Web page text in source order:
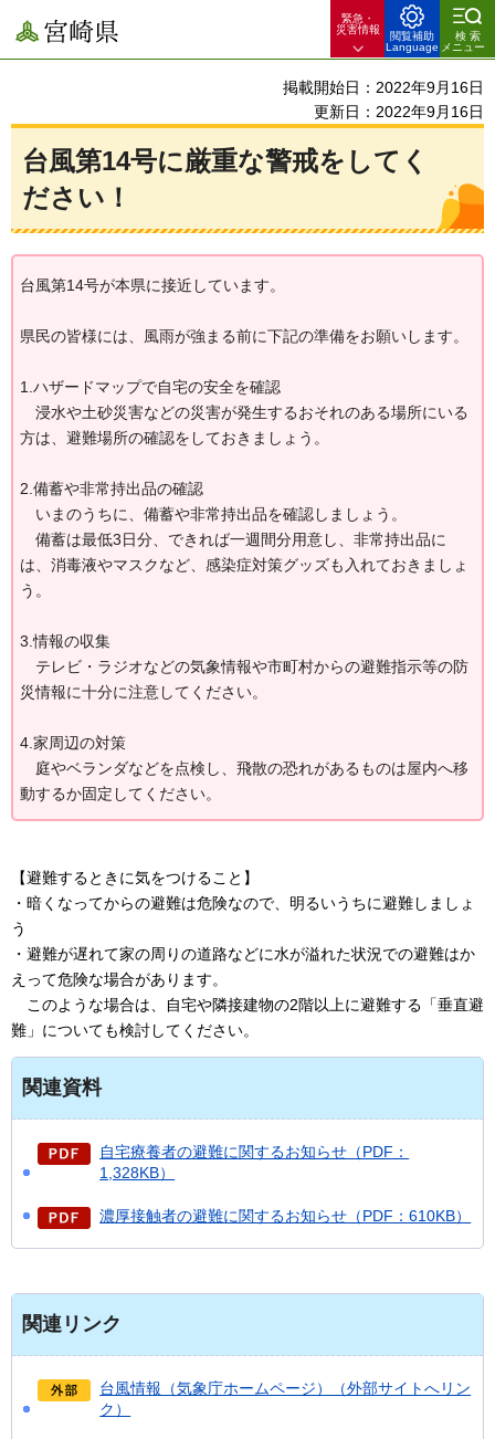
宮崎県
緊急・
災害情報
閲覧補助
Language
検索
メニュー
掲載開始日：2022年9月16日
更新日：2022年9月16日
台風第14号に厳重な警戒をしてく
ださい！
台風第14号が本県に接近しています。
県民の皆様には、風雨が強まる前に下記の準備をお願いします。
1.ハザードマップで自宅の安全を確認
浸水や土砂災害などの災害が発生するおそれのある場所にいる
方は、避難場所の確認をしておきましょう。
2.備蓄や非常持出品の確認
いまのうちに、備蓄や非常持出品を確認しましょう。
備蓄は最低3日分、できれば一週間分用意し、非常持出品に
は、消毒液やマスクなど、感染症対策グッズも入れておきましょ
う。
3.情報の収集
テレビ・ラジオなどの気象情報や市町村からの避難指示等の防
災情報に十分に注意してください。
4.家周辺の対策
庭やベランダなどを点検し、飛散の恐れがあるものは屋内へ移
動するか固定してください。
【避難するときに気をつけること】
・暗くなってからの避難は危険なので、明るいうちに避難しましょ
う
・避難が遅れて家の周りの道路などに水が溢れた状況での避難はか
えって危険な場合があります。
このような場合は、自宅や隣接建物の2階以上に避難する「垂直避
難」についても検討してください。
関連資料
自宅療養者の避難に関するお知らせ（PDF：
1,328KB）
濃厚接触者の避難に関するお知らせ（PDF：610KB）
関連リンク
台風情報（気象庁ホームページ）（外部サイトへリン
ク）